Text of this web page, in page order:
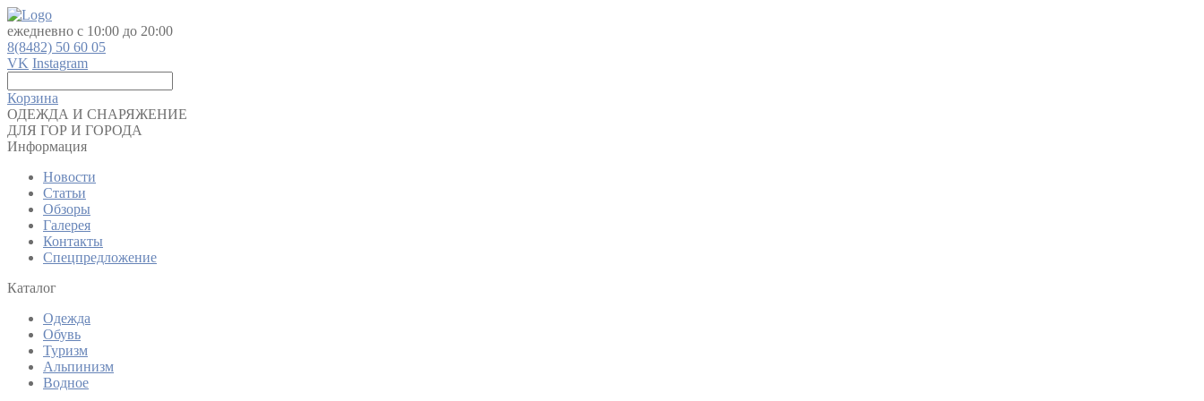
ежедневно с 10:00 до 20:00
8(8482) 50 60 05
VK Instagram
Корзина
ОДЕЖДА И СНАРЯЖЕНИЕ
ДЛЯ ГОР И ГОРОДА
Информация
Новости
Статьи
Обзоры
Галерея
Контакты
Спецпредложение
Каталог
Одежда
Обувь
Туризм
Альпинизм
Водное